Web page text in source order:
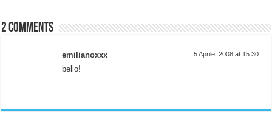
2 comments
emilianoxxx 5 Aprile, 2008 at 15:30
bello!